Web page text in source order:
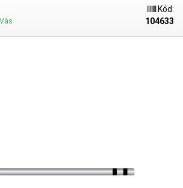
stanice ATETOOL. Hroty T60 a T80 nie sú
Rozmery: 98x6 mm
1ks hrot T80-
Kód:
104633